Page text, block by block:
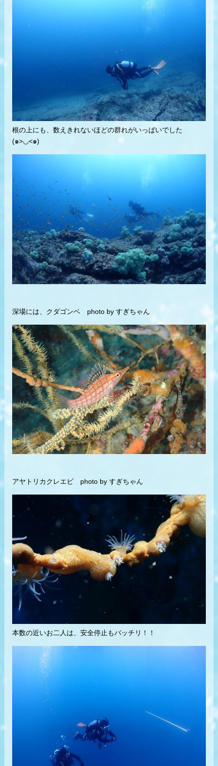
根の上にも、数えきれないほどの群れがいっぱいでした
(๑>◡<๑)
深場には、クダゴンベ photo by すぎちゃん
アヤトリカクレエビ photo by すぎちゃん
本数の近いお二人は、安全停止もバッチリ！！